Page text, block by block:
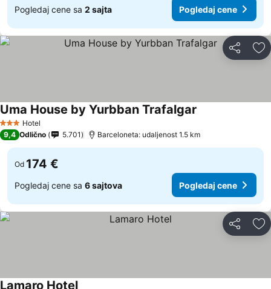
Pogledaj cene sa 2 sajta Pogledaj cene
Deli
3 Zvezdice
Hotel
Uma House by Yurbban Trafalgar
9,4 Odlično 5.701 Barceloneta: udaljenost 1.5 km
Od 174 €
Pogledaj cene sa 6 sajtova Pogledaj cene
Deli
Lamaro Hotel